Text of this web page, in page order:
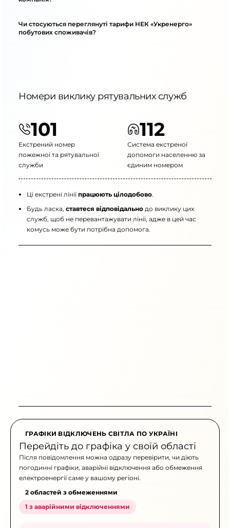
Номери виклику рятувальних служб
101
Екстрений номер
пожежної та рятувальної
служби
112
Система екстреної
допомоги населенню за
єдиним номером
Ці екстрені лінії працюють цілодобово.
Будь ласка, ставтеся відповідально до виклику цих
служб, щоб не перевантажувати лінії, адже в цей час
комусь може бути потрібна допомога.
ГРАФІКИ ВІДКЛЮЧЕНЬ СВІТЛА ПО УКРАЇНІ
Перейдіть до графіка у своїй області
Після повідомлення можна одразу перевірити, чи діють
погодинні графіки, аварійні відключення або обмеження
електроенергії саме у вашому регіоні.
2 областей з обмеженнями
1 з аварійними відключеннями
Чи стосуються переглянуті тарифи НЕК «Укренерго»
побутових споживачів?